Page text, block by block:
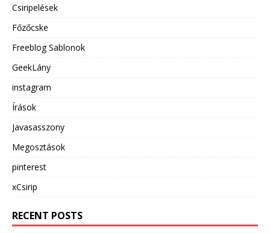
Csiripelések
Főzőcske
Freeblog Sablonok
GeekLány
instagram
Írások
Javasasszony
Megosztások
pinterest
xCsirip
RECENT POSTS